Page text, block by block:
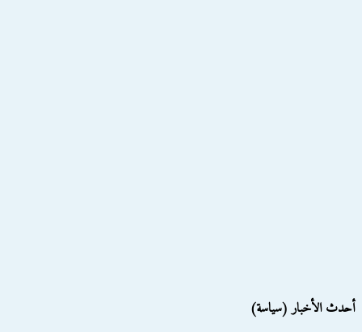
أحدث الأخبار (سياسة)